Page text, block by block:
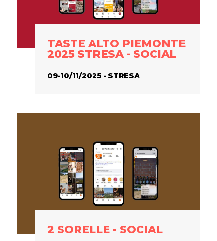
TASTE ALTO PIEMONTE
2025 STRESA - SOCIAL
09-10/11/2025 - STRESA
2 SORELLE - SOCIAL